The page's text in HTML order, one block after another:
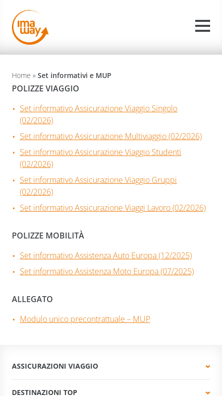
Home » Set informativi e MUP
POLIZZE VIAGGIO
Set informativo Assicurazione Viaggio Singolo
(02/2026)
Set informativo Assicurazione Multiviaggio (02/2026)
Set informativo Assicurazione Viaggio Studenti
(02/2026)
Set informativo Assicurazione Viaggio Gruppi
(02/2026)
Set informativo Assicurazione Viaggi Lavoro (02/2026)
POLIZZE MOBILITÀ
Set informativo Assistenza Auto Europa (12/2025)
Set informativo Assistenza Moto Europa (07/2025)
ALLEGATO
Modulo unico precontrattuale – MUP
ASSICURAZIONI VIAGGIO
DESTINAZIONI TOP